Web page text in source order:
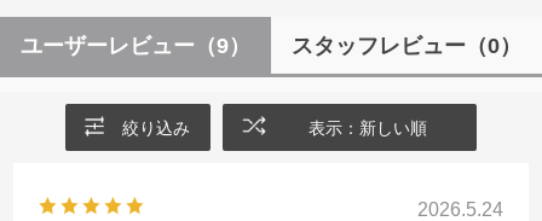
ユーザーレビュー （9） スタッフレビュー （0）
絞り込み 表示：新しい順
2026.5.24